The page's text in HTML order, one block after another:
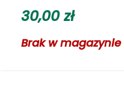
30,00zł
Brak w magazynie